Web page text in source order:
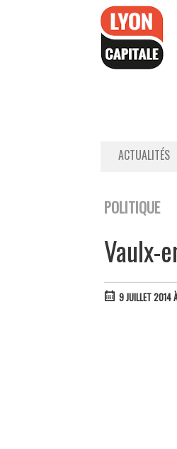
ACTUALITÉS
POLITIQUE
Vaulx-
9 JUILLET 2014